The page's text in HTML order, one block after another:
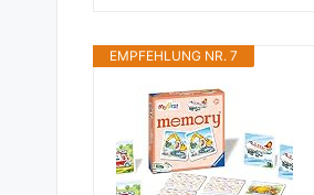
EMPFEHLUNG NR. 7